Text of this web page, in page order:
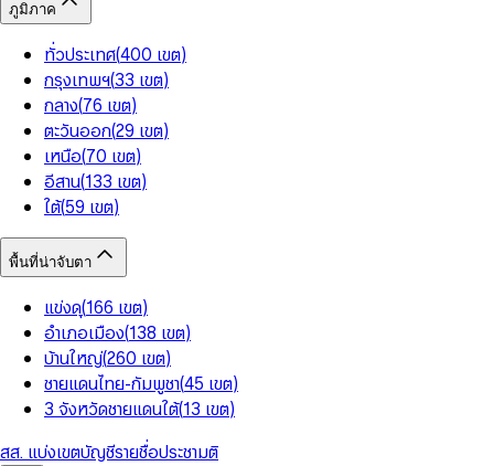
ภูมิภาค
ทั่วประเทศ(400 เขต)
กรุงเทพฯ(33 เขต)
กลาง(76 เขต)
ตะวันออก(29 เขต)
เหนือ(70 เขต)
อีสาน(133 เขต)
ใต้(59 เขต)
พื้นที่น่าจับตา
แข่งดุ(166 เขต)
อำเภอเมือง(138 เขต)
บ้านใหญ่(260 เขต)
ชายแดนไทย-กัมพูชา(45 เขต)
3 จังหวัดชายแดนใต้(13 เขต)
สส. แบ่งเขตบัญชีรายชื่อประชามติ